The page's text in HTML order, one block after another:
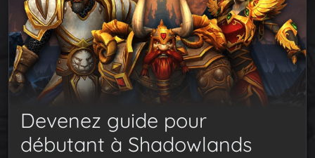
Devenez guide pour
débutant à Shadowlands